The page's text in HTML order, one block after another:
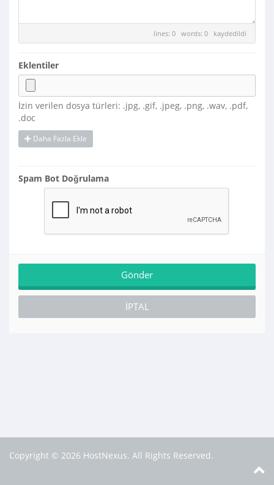
lines: 0 words: 0 kaydedildi
Eklentiler
İzin verilen dosya türleri: .jpg, .gif, .jpeg, .png, .wav, .pdf,
.doc
Daha Fazla Ekle
Spam Bot Doğrulama
İPTAL
Copyright © 2026 HostNexus. All Rights Reserved.